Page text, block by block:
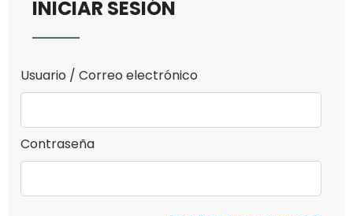
INICIAR SESIÓN
Usuario / Correo electrónico
Contraseña